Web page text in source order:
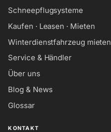
Schneepflugsysteme
Kaufen · Leasen · Mieten
Winterdienstfahrzeug mieten
Service & Händler
Über uns
Blog & News
Glossar
KONTAKT